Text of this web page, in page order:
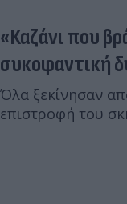
«Καζάνι που
συκοφαντική
Όλα ξεκίνησαν
επιστροφή του